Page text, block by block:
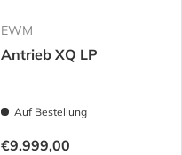
EWM
Antrieb XQ LP
Auf Bestellung
€9.999,00